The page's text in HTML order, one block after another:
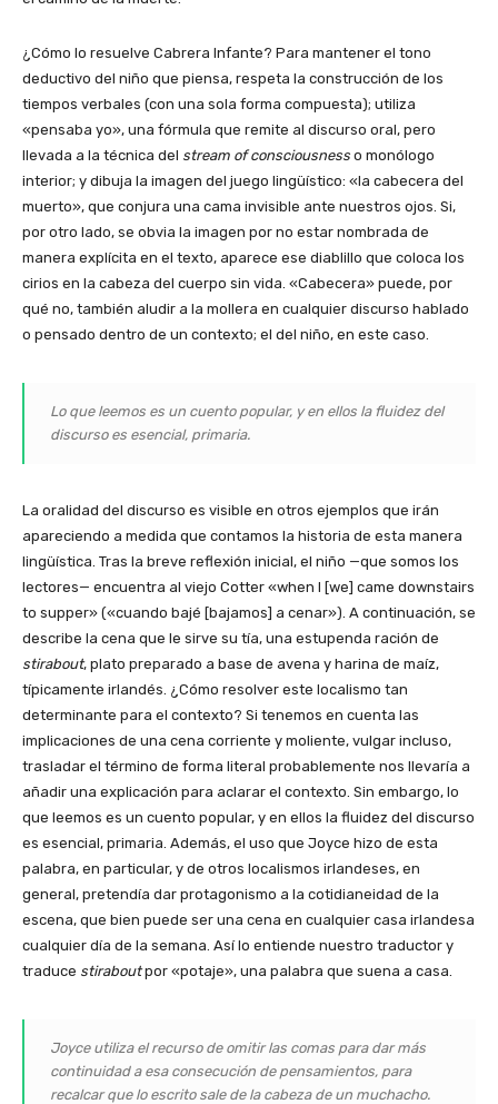
¿Cómo lo resuelve Cabrera Infante? Para mantener el tono
deductivo del niño que piensa, respeta la construcción de los
tiempos verbales (con una sola forma compuesta); utiliza
«pensaba yo», una fórmula que remite al discurso oral, pero
llevada a la técnica del stream of consciousness o monólogo
interior; y dibuja la imagen del juego lingüístico: «la cabecera del
muerto», que conjura una cama invisible ante nuestros ojos. Si,
por otro lado, se obvia la imagen por no estar nombrada de
manera explícita en el texto, aparece ese diablillo que coloca los
cirios en la cabeza del cuerpo sin vida. «Cabecera» puede, por
qué no, también aludir a la mollera en cualquier discurso hablado
o pensado dentro de un contexto; el del niño, en este caso.
Lo que leemos es un cuento popular, y en ellos la fluidez del
discurso es esencial, primaria.
La oralidad del discurso es visible en otros ejemplos que irán
apareciendo a medida que contamos la historia de esta manera
lingüística. Tras la breve reflexión inicial, el niño —que somos los
lectores— encuentra al viejo Cotter «when I [we] came downstairs
to supper» («cuando bajé [bajamos] a cenar»). A continuación, se
describe la cena que le sirve su tía, una estupenda ración de
stirabout, plato preparado a base de avena y harina de maíz,
típicamente irlandés. ¿Cómo resolver este localismo tan
determinante para el contexto? Si tenemos en cuenta las
implicaciones de una cena corriente y moliente, vulgar incluso,
trasladar el término de forma literal probablemente nos llevaría a
añadir una explicación para aclarar el contexto. Sin embargo, lo
que leemos es un cuento popular, y en ellos la fluidez del discurso
es esencial, primaria. Además, el uso que Joyce hizo de esta
palabra, en particular, y de otros localismos irlandeses, en
general, pretendía dar protagonismo a la cotidianeidad de la
escena, que bien puede ser una cena en cualquier casa irlandesa
cualquier día de la semana. Así lo entiende nuestro traductor y
traduce stiraboutpor «potaje», una palabra que suena a casa.
Joyce utiliza el recurso de omitir las comas para dar más
continuidad a esa consecución de pensamientos, para
recalcar que lo escrito sale de la cabeza de un muchacho.